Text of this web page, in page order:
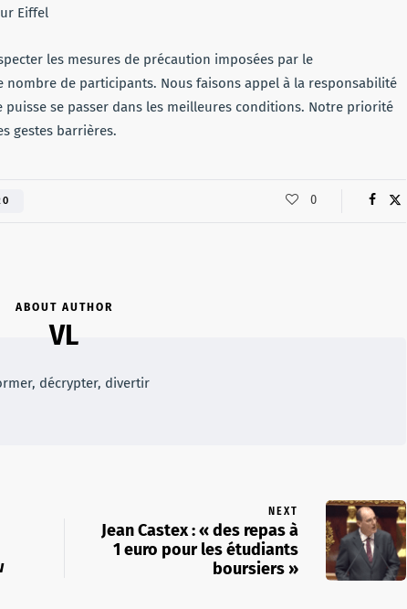
Eiffel
les mesures de précaution imposées par le
de participants. Nous faisons appel à la responsabilité
puisse se passer dans les meilleures conditions. Notre priorité
gestes barrières.
0
ABOUT AUTHOR
VL
décrypter, divertir
NEXT
Jean Castex : « des repas à
1 euro pour les étudiants
boursiers »